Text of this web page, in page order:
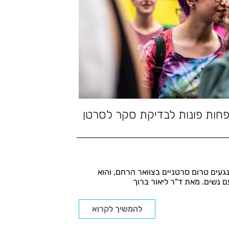
פונות לבדיקת סקר לסרטן
טרום סרטניים בצוואר הרחם, והוא
נשים. מאת ד"ר ליאור ברוך
להמשיך לקרוא